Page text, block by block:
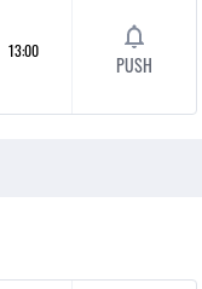
13:00
PUSH